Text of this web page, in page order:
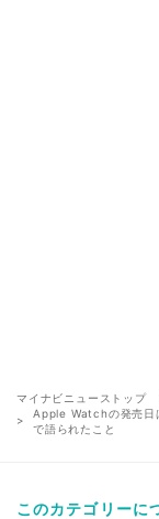
マイナビニューストップ
Apple Watchの発売日
で語られたこと
このカテゴリーに